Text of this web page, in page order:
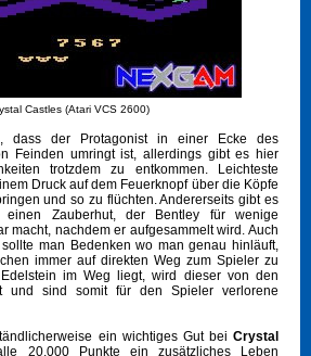
Castles (Atari VCS 2600)
dass der Protagonist in einer Ecke des
Feinden umringt ist, allerdings gibt es hier
trotzdem zu entkommen. Leichteste
Druck auf dem Feuerknopf über die Köpfe
und so zu flüchten. Andererseits gibt es
Zauberhut, der Bentley für wenige
macht, nachdem er aufgesammelt wird. Auch
man Bedenken wo man genau hinläuft,
immer auf direkten Weg zum Spieler zu
im Weg liegt, wird dieser von den
und sind somit für den Spieler verlorene
ein wichtiges Gut bei Crystal
20.000 Punkte ein zusätzliches Leben